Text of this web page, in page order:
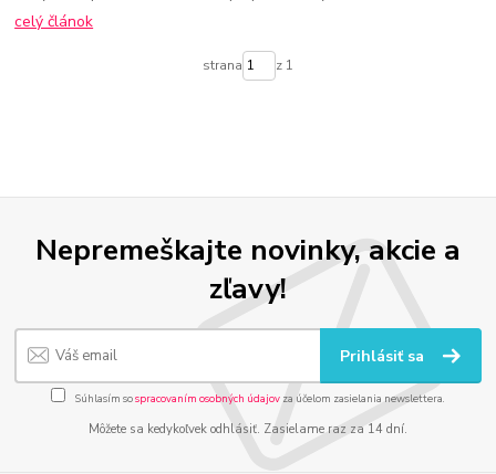
celý článok
strana z 1
Nepremeškajte novinky, akcie a
zľavy!
Prihlásiť sa
Súhlasím sospracovaním osobných údajov za účelom zasielania newslettera.
Môžete sa kedykoľvek odhlásiť. Zasielame raz za 14 dní.